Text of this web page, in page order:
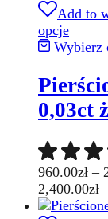
Add to
opcje
Wybierz
0,03ct
960.00zł –
2,400.00zł